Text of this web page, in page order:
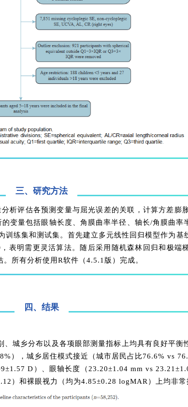
三、研究方法
析评估各预测变量与屈光误差的关联，计算方差膨
变量包括眼轴长度、角膜曲率半径、轴长/角膜曲
练集和测试集。首先建立多元线性回归模型作为基
表明需更灵活算法。随后采用随机森林回归和极端
所有分析使用R软件（4.5.1版）完成。
四、结果
城乡分布以及各项眼部测量指标上均具有良好平衡
），城乡居住模式接近（城市居民占比76.6% vs
D）、眼轴长度（23.20±1.04 mm vs
）和裸眼视力（均为4.85±0.28 logMAR）上均非常